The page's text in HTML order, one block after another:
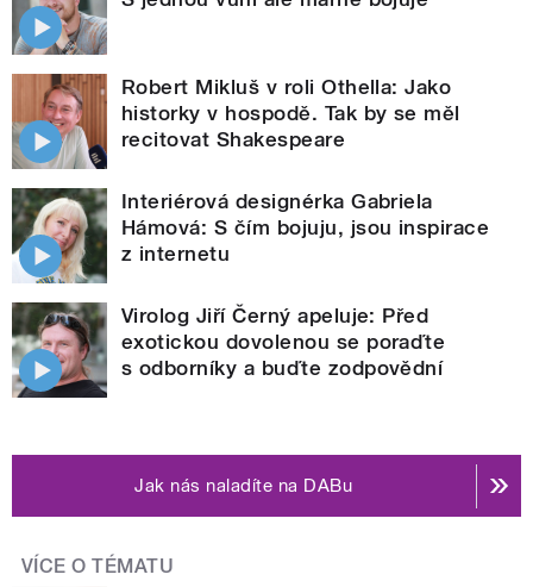
Robert Mikluš v roli Othella: Jako
historky v hospodě. Tak by se měl
recitovat Shakespeare
Interiérová designérka Gabriela
Hámová: S čím bojuju, jsou inspirace
z internetu
Virolog Jiří Černý apeluje: Před
exotickou dovolenou se poraďte
s odborníky a buďte zodpovědní
Jak nás naladíte na DABu
VÍCE O TÉMATU